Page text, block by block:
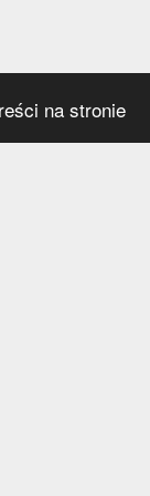
na stronie